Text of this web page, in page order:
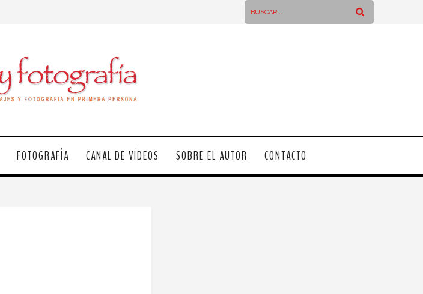
FOTOGRAFÍA CANAL DE VÍDEOS SOBRE EL AUTOR CONTACTO